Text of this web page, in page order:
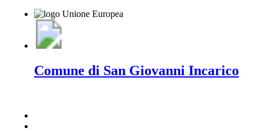
Comune di San Giovanni Incarico